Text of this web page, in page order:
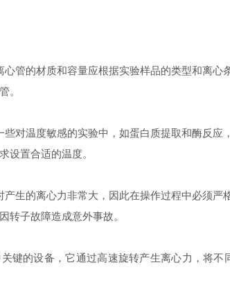
的材质和容量应根据实验样品的类型和离心
。
温度敏感的实验中，如蛋白质提取和酶反应
设置合适的温度。
的离心力非常大，因此在操作过程中必须严
转子故障造成意外事故。
的设备，它通过高速旋转产生离心力，将不